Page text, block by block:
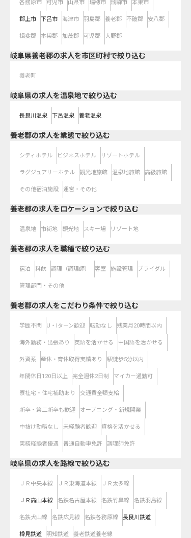
各務原市 可児市 山県市 瑞穂市 飛騨市 本巣市
郡上市 下呂市 海津市 羽島郡 養老郡 不破郡 安八郡
揖斐郡 本巣郡 加茂郡 可児郡 大野郡
岐阜県養老郡の求人を市区町村で絞り込む
養老町
岐阜県の求人を温泉地で絞り込む
長良川温泉 下呂温泉 養老温泉
養老郡の求人を業態で絞り込む
シティホテル ビジネスホテル リゾートホテル
ラグジュアリーホテル 観光地旅館 温泉地旅館 高級旅館
その他宿泊施設 運営・その他
養老郡の求人をロケーションで絞り込む
温泉地 市街地 観光地 スキー場 リゾート地
養老郡の求人を職種で絞り込む
宿泊 料飲 調理（調理師） 客室 施設管理 ブライダル
管理部門・その他
養老郡の求人をこだわり条件で絞り込む
学歴不問 U・Iターン歓迎 転勤なし 残業月20時間以内
海外勤務・出張あり 英語を活かせる 中国語を活かせる
外資系 産休・育休取得実績あり 駅徒歩5分以内
年間休日120日以上 完全週休2日制 マイカー通勤可
寮社宅・住宅補助あり 交通費全額支給
新卒・第二新卒も歓迎 オープニング・新規開業
中抜け勤務なし 未経験者歓迎 資格を活かせる
実務経験者優遇 普通自動車免許 調理師免許
岐阜県の求人を路線で絞り込む
ＪＲ中央本線 ＪＲ東海道本線 ＪＲ太多線
ＪＲ高山本線 名鉄名古屋本線 名鉄竹鼻線 名鉄羽島線
名鉄犬山線 名鉄広見線 名鉄各務原線 長良川鉄道
樽見鉄道 明知鉄道 養老鉄道養老線